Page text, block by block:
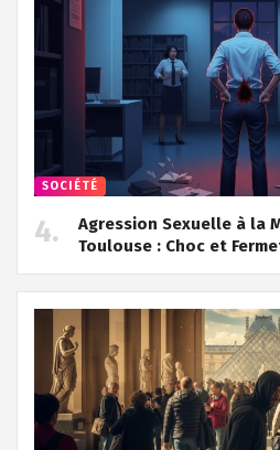
SOCIÉTÉ
Agression Sexuelle à la
Toulouse : Choc et